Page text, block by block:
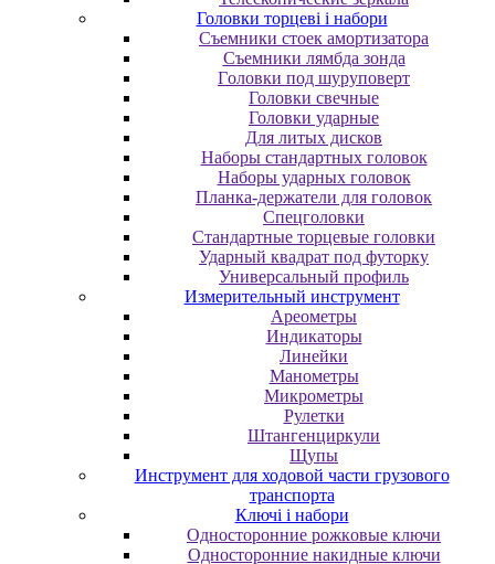
Головки торцеві і набори
Cъeмники cтoeк aмopтизaтopa
Cъeмники лямбдa зoндa
Гoлoвки пoд шуpупoвepт
Головки свечные
Головки ударные
Для литых дисков
Наборы стандартных головок
Наборы ударных головок
Планка-держатели для головок
Спецголовки
Стандартные торцевые головки
Ударный квадрат под футорку
Универсальный профиль
Измерительный инструмент
Ареометры
Индикаторы
Линейки
Манометры
Микрометры
Рулетки
Штангенциркули
Щупы
Инструмент для ходовой части грузового
транспорта
Ключі і набори
Oднocтopoнниe poжкoвыe ключи
Oднocтopoнниe нaкидныe ключи